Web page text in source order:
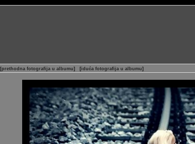
[prethodna fotografija u albumu] [iduća fotografija u albumu]